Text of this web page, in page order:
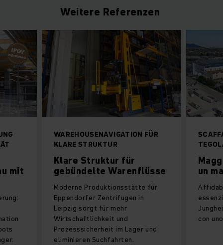
Weitere Referenzen
WAREHOUSENAVIGATION FÜR
KLARE STRUKTUR
Klare Struktur für
gebündelte Warenflüsse
Moderne Produktionsstätte für
Eppendorfer Zentrifugen in
Leipzig sorgt für mehr
Wirtschaftlichkeit und
Prozesssicherheit im Lager und
eliminieren Suchfahrten.
un
con
mit